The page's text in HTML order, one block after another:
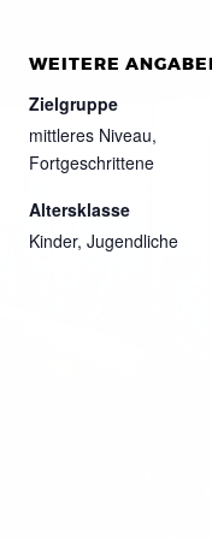
WEITERE
Zielgruppe
mittleres Niveau,
Fortgeschrittene
Altersklasse
Kinder, Jugendliche